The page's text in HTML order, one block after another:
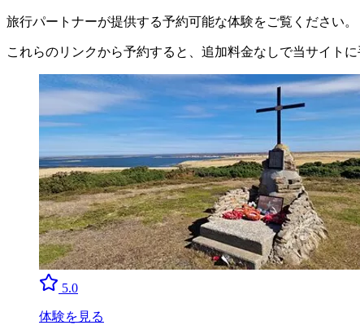
旅行パートナーが提供する予約可能な体験をご覧ください。
これらのリンクから予約すると、追加料金なしで当サイト
5.0
体験を見る